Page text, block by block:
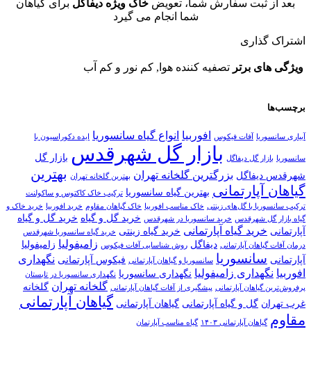
بعد از ثبت سفارش شما، تعویض خاک ویژه دیفاگل برای گیاهان
شما انجام می گیرد
اشتراک گذاری
ویژگی های برتر تصفیه کننده هوا, کم نور و کم آب
برچسب‌ها
آبیاری سانسوریا آفات فیکوس افوربیا انواع گیاه سانسوریا ایده دکوراسیون با
سانسوریا بازار گل دیفاگل بازار گل شهرقدس بازار گل
شهرقدس دیفاگل بزرگترین گلخانه تهران بهترین گلخانه تهران بهترین
گیاهان آپارتمانی بهترین گیاه سانسوریا ترکیب خاک کاکتوس و ساکولنت
ترکیب سانسوریا با گل‌های زینتی خاک مناسب افوربیا خاک گیاهان مقاوم خرید افوربیا
خرید خاک و
گیاه بازار گل شهرقدس خرید سانسوریا در شهرقدس خرید گل و گیاه خرید گل و گیاه
آپارتمانی خرید گیاه آپارتمانی خرید گیاه زینتی خرید گیاه سانسوریا شهرقدس
درمان آفات گیاهان آپارتمانی دیفاگل روش شناسایی آفات فیکوس زامیفولیا زامیفولیا
آپارتمانی سانسوریا سانسوریا و گیاهان آپارتمانی فیکوس آپارتمانی نگهداری
افوربیا نگهداری زامیفولیا نگهداری سانسوریا نگهداری سانسوریا در تابستان
پرفروش‌ترین گیاهان آپارتمانی پیشگیری از آفات گیاهان آپارتمانی گلخانه تهران گلخانه
غرب تهران گل و گیاه آپارتمانی گیاهان آپارتمانی گیاهان آپارتمانی
مقاوم گیاهان آپارتمانی ۱۴۰۳ گیاه مناسب آپارتمان